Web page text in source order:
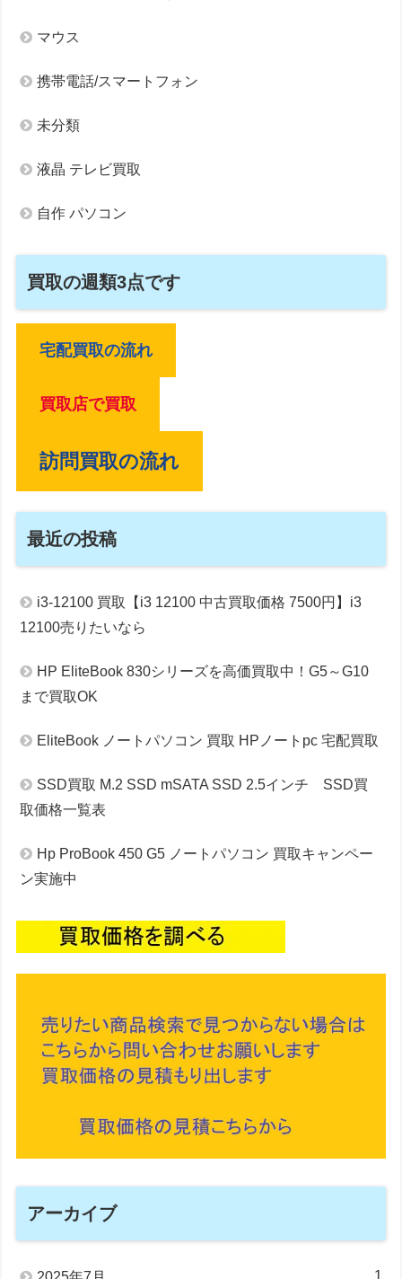
マウス
携帯電話/スマートフォン
未分類
液晶 テレビ買取
自作 パソコン
買取の週類3点です
宅配買取の流れ
買取店で買取
訪問買取の流れ
最近の投稿
i3-12100 買取【i3 12100 中古買取価格 7500円】i3
12100売りたいなら
HP EliteBook 830シリーズを高価買取中！G5～G10
まで買取OK
EliteBook ノートパソコン 買取 HPノートpc 宅配買取
SSD買取 M.2 SSD mSATA SSD 2.5インチ SSD買
取価格一覧表
Hp ProBook 450 G5 ノートパソコン 買取キャンペー
ン実施中
アーカイブ